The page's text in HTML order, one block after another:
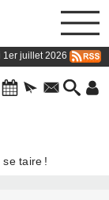
1er juillet 2026
se taire !